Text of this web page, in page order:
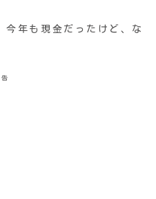
今年も現金だったけど、な